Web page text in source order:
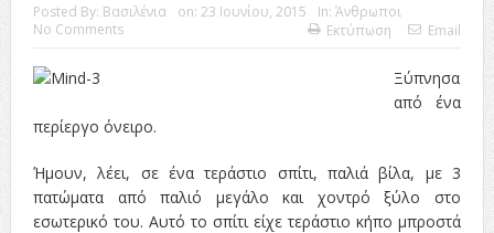
Posted By: Βασιλένια on: 23 Ιουνίου, 2015 In: Άνθρωποι
No Comments
Εκτύπωση Email
Ξύπνησα
από ένα
περίεργο όνειρο.
Ήμουν, λέει, σε ένα τεράστιο σπίτι, παλιά βίλα, με 3
πατώματα από παλιό μεγάλο και χοντρό ξύλο στο
εσωτερικό του. Αυτό το σπίτι είχε τεράστιο κήπο μπροστά